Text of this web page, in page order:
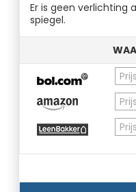
Er is geen verlichting
spiegel.